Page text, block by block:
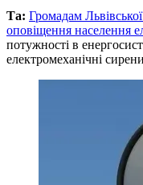
Та: Громадам
оповіщення населення
потужності в
електромеханічні